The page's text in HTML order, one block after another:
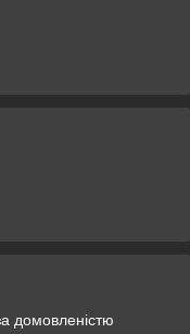
домовленістю